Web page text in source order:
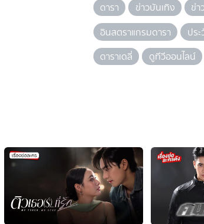
ดารา ข่าวบันเทิง ข่า
อินสตราแกรมดารา
ปร
ดาราเดลี่
ดูทีวีออนไลน์